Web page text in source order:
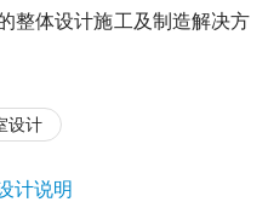
整体设计施工及制造解决方
设计
计说明